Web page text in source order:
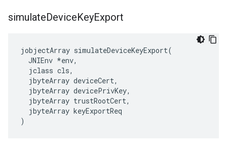
simulateDeviceKeyExport
jobjectArray simulateDeviceKeyExport(
  JNIEnv *env,
  jclass cls,
  jbyteArray deviceCert,
  jbyteArray devicePrivKey,
  jbyteArray trustRootCert,
  jbyteArray keyExportReq
)